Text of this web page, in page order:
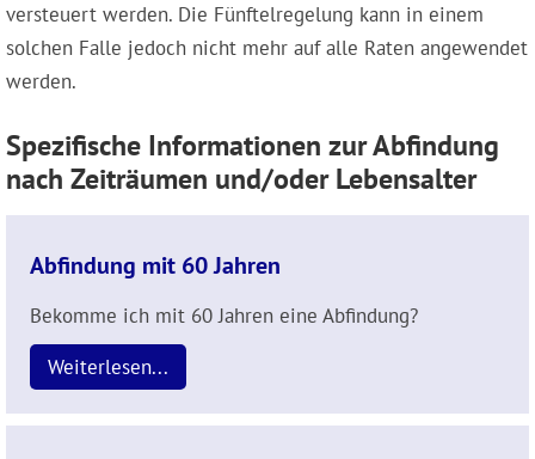
versteuert werden. Die Fünftelregelung kann in einem
solchen Falle jedoch nicht mehr auf alle Raten angewendet
werden.
Spezifische Informationen zur Abfindung
nach Zeiträumen und/oder Lebensalter
Abfindung mit 60 Jahren
Bekomme ich mit 60 Jahren eine Abfindung?
Weiterlesen...